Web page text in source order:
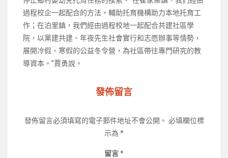
過程校企一起配合的方法，輔助托育機構助力本地托育工
作；在泊里鎮，我們經由過程校地一起配合共建社區學
院，以黨建共建、年夜先生社會實行和志愿辦事等情勢，
展開冷假、寒假的公益冬令營，為社區帶往專門研究的教
導資本。”賈勇說。
發佈留言
發佈留言必須填寫的電子郵件地址不會公開。 必填欄位標
示為 *
留言*